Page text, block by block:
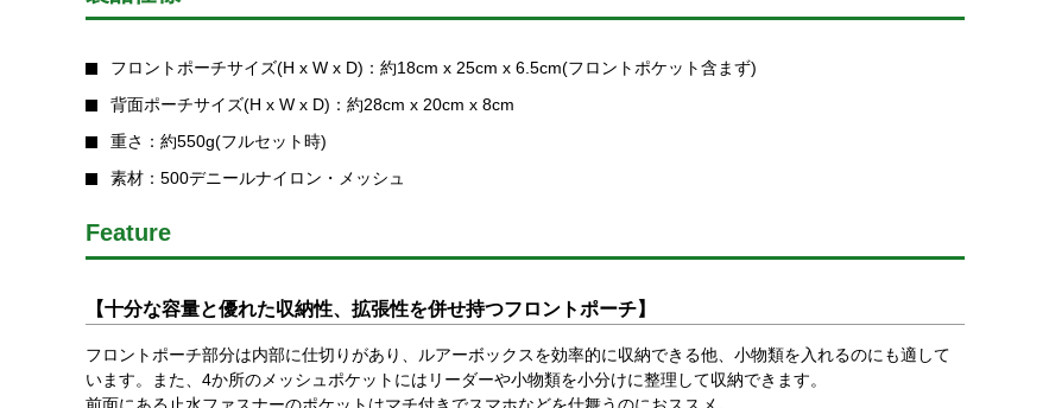
フロントポーチサイズ(H x W x D)：約18cm x 25cm x 6.5cm(フロントポケット含まず)
背面ポーチサイズ(H x W x D)：約28cm x 20cm x 8cm
重さ：約550g(フルセット時)
素材：500デニールナイロン・メッシュ
Feature
【十分な容量と優れた収納性、拡張性を併せ持つフロントポーチ】
フロントポーチ部分は内部に仕切りがあり、ルアーボックスを効率的に収納できる他、小物類を入れるのにも適して
います。また、4か所のメッシュポケットにはリーダーや小物類を小分けに整理して収納できます。